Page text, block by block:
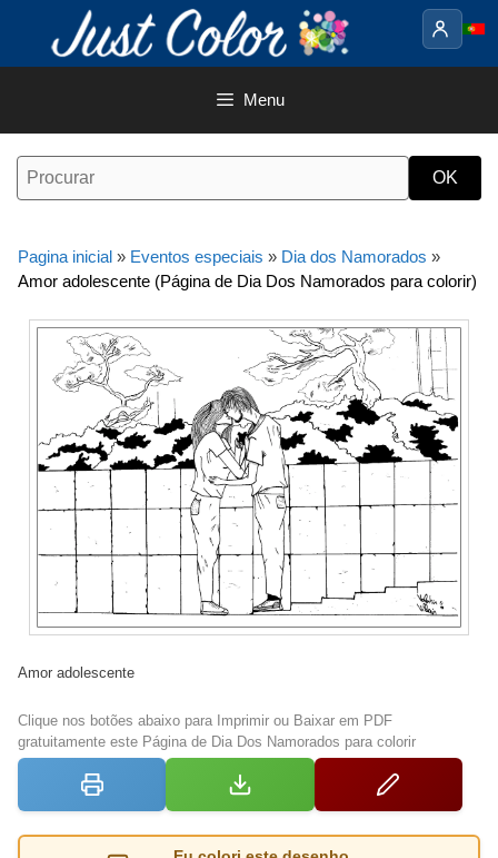
o
Menu
Pagina inicial » Eventos especiais » Dia dos Namorados »
Amor adolescente (Página de Dia Dos Namorados para colorir)
Amor adolescente
Clique nos botões abaixo para Imprimir ou Baixar em PDF
gratuitamente este Página de Dia Dos Namorados para colorir